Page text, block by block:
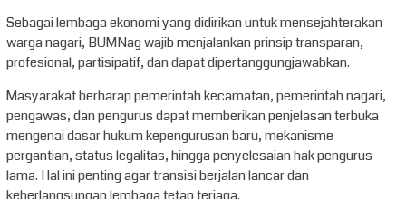
Sebagai lembaga ekonomi yang didirikan untuk mensejahterakan
warga nagari, BUMNag wajib menjalankan prinsip transparan,
profesional, partisipatif, dan dapat dipertanggungjawabkan.
Masyarakat berharap pemerintah kecamatan, pemerintah nagari,
pengawas, dan pengurus dapat memberikan penjelasan terbuka
mengenai dasar hukum kepengurusan baru, mekanisme
pergantian, status legalitas, hingga penyelesaian hak pengurus
lama. Hal ini penting agar transisi berjalan lancar dan